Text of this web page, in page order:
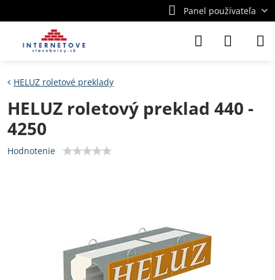
Panel používateľa
HELUZ roletové preklady
HELUZ roletový preklad 440 -
4250
Hodnotenie